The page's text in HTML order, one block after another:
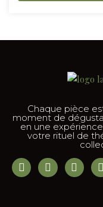
Chaque pièce
moment de
en une
votre rituel de